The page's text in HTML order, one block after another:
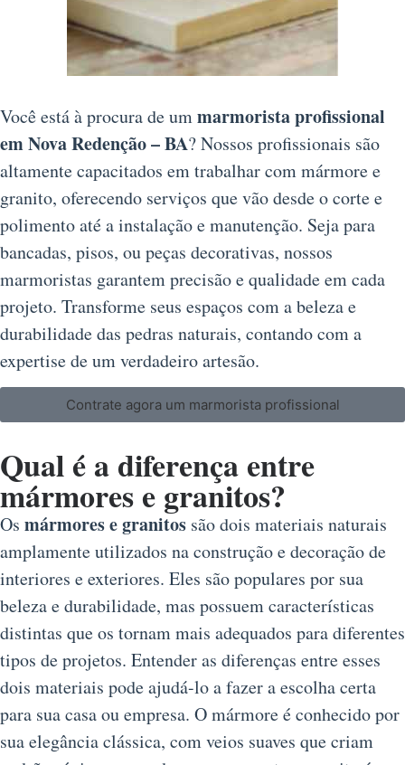
Você está à procura de ummarmorista profissional
em Nova Redenção – BA? Nossos profissionais são
altamente capacitados em trabalhar com mármore e
granito, oferecendo serviços que vão desde o corte e
polimento até a instalação e manutenção. Seja para
bancadas, pisos, ou peças decorativas, nossos
marmoristas garantem precisão e qualidade em cada
projeto. Transforme seus espaços com a beleza e
durabilidade das pedras naturais, contando com a
expertise de um verdadeiro artesão.
Contrate agora um marmorista profissional
Qual é a diferença entre
mármores e granitos?
Os mármores e granitos são dois materiais naturais
amplamente utilizados na construção e decoração de
interiores e exteriores. Eles são populares por sua
beleza e durabilidade, mas possuem características
distintas que os tornam mais adequados para diferentes
tipos de projetos. Entender as diferenças entre esses
dois materiais pode ajudá-lo a fazer a escolha certa
para sua casa ou empresa. O mármore é conhecido por
sua elegância clássica, com veios suaves que criam